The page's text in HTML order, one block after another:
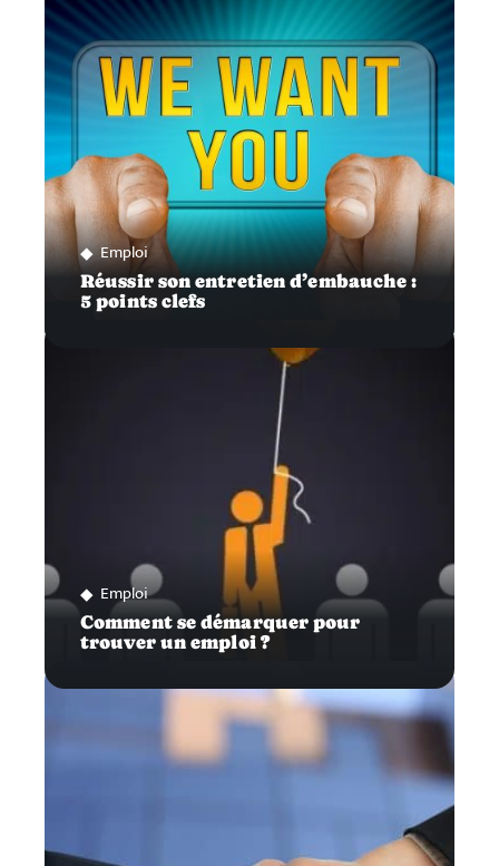
Emploi
Réussir son entretien d’embauche :
5 points clefs
Emploi
Comment se démarquer pour
trouver un emploi ?